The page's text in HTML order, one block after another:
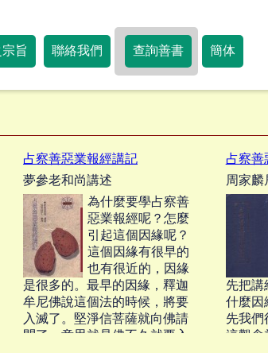
旨 聯絡我們 查詢善書 簡体
占察善惡業報經講記
夢參老和尚講述
為什麼要學占察善
惡業報經呢？怎麼
引起這個因緣呢？
這個因緣有很早的
也有很近的，因緣
是很多的。最早的因緣，釋迦
牟尼佛說這個法的時候，將要
入滅了。堅淨信菩薩就向佛請
問了，意思就是佛不久就要入
占察善
周家麟
先把講
什麼因
先我們
這觀念